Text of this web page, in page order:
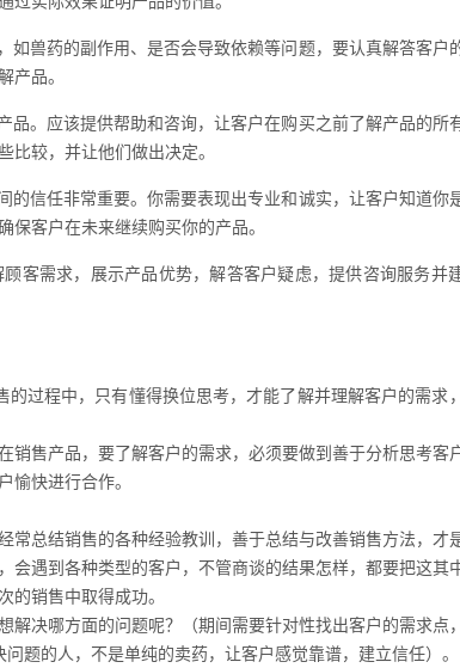
兽药的副作用、是否会导致依赖等问题，要认真解答客户
产品。
。应该提供帮助和咨询，让客户在购买之前了解产品的所
比较，并让他们做出决定。
信任非常重要。你需要表现出专业和诚实，让客户知道你
客户在未来继续购买你的产品。
客需求，展示产品优势，解答客户疑虑，提供咨询服务并
过程中，只有懂得换位思考，才能了解并理解客户的需求
销售产品，要了解客户的需求，必须要做到善于分析思考客
愉快进行合作。
常总结销售的各种经验教训，善于总结与改善销售方法，才
会遇到各种类型的客户，不管商谈的结果怎样，都要把这其
的销售中取得成功。
解决哪方面的问题呢？（期间需要针对性找出客户的需求点
题的人，不是单纯的卖药，让客户感觉靠谱，建立信任）。